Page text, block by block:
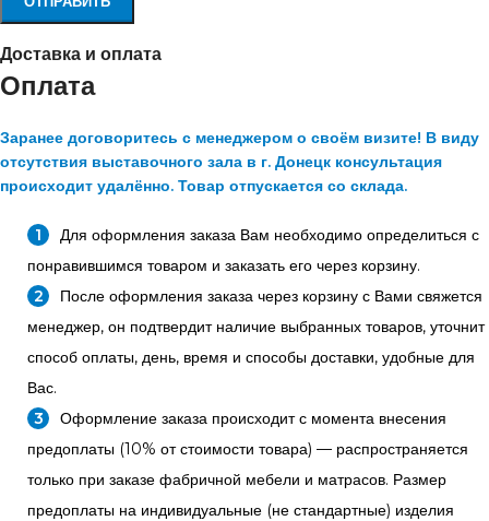
Доставка и оплата
Оплата
Заранее договоритесь с менеджером о своём визите! В виду
отсутствия выставочного зала в г. Донецк консультация
происходит удалённо. Товар отпускается со склада.
Для оформления заказа Вам необходимо определиться с
понравившимся товаром и заказать его через корзину.
После оформления заказа через корзину с Вами свяжется
менеджер, он подтвердит наличие выбранных товаров, уточнит
способ оплаты, день, время и способы доставки, удобные для
Вас.
Оформление заказа происходит с момента внесения
предоплаты (10% от стоимости товара) — распространяется
только при заказе фабричной мебели и матрасов. Размер
предоплаты на индивидуальные (не стандартные) изделия